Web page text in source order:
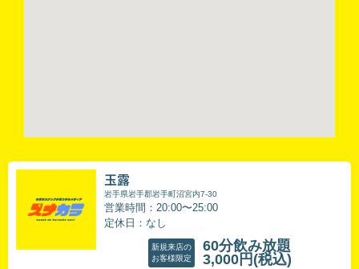
玉露
岩手県岩手郡岩手町沼宮内7-30
営業時間：20:00〜25:00
定休日：なし
新規来店の
お客様限定
60分飲み放題
3,000円 (税込)